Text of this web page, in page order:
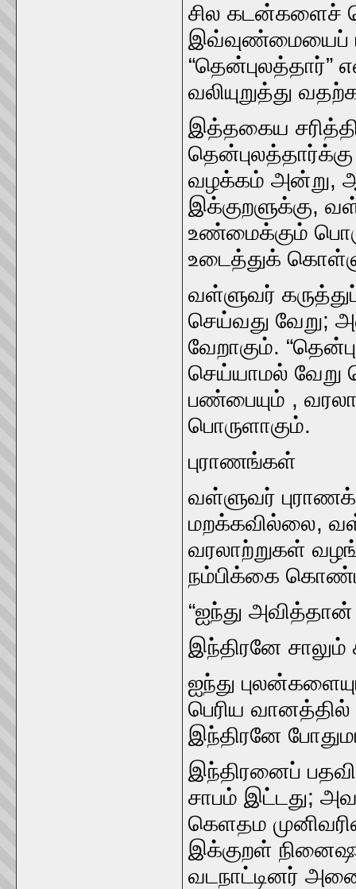
சில கடன்களைச்‌
இவ்வுண்மையைப்‌
வலியுறுத்து
இத்தகைய
வழக்கம்‌ அன்று,
இக்குறளுக்கு,
உண்மைக்கும்‌
உடைத்துக்‌
வள்ளுவர்‌
செய்வது வேறு;
வேறாகும்‌.
செய்யாமல்‌ வேறு
பண்பையும்‌ ,
பொருளாகும்‌.
புராணங்கள்‌
வள்ளுவர்‌
மறக்கவில்லை,
வரலாற்றுகள்‌
நம்பிக்கை
“ஐந்து
இந்திரனே சாலும்‌
ஐந்து
பெரிய
இந்திரனே
இந்திரனைப்‌
சாபம்‌ இட்டது;
கெளதம
இக்குறள்‌
வடநாட்டினர்‌